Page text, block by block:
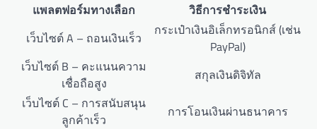
แพลตฟอร์มทางเลือก
วิธีการชำระเงิน
เว็บไซต์ A – ถอนเงินเร็ว
กระเป๋าเงินอิเล็กทรอนิกส์ (เช่น
PayPal)
เว็บไซต์ B – คะแนนความ
เชื่อถือสูง
สกุลเงินดิจิทัล
เว็บไซต์ C – การสนับสนุน
ลูกค้าเร็ว
การโอนเงินผ่านธนาคาร